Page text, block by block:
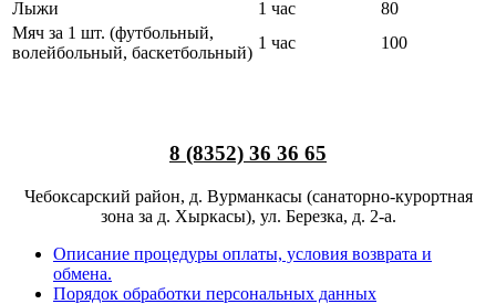
Лыжи
1 час
80
Мяч за 1 шт. (футбольный,
волейбольный, баскетбольный)
1 час 100
8 (8352) 36 36 65
Чебоксарский район, д. Вурманкасы (санаторно-курортная
зона за д. Хыркасы), ул. Березка, д. 2-а.
Описание процедуры оплаты, условия возврата и
обмена.
Порядок обработки персональных данных